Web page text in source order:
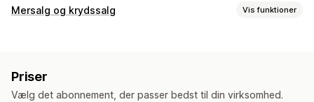
Mersalg og krydssalg Vis funktioner
Priser
Vælg det abonnement, der passer bedst til din virksomhed.